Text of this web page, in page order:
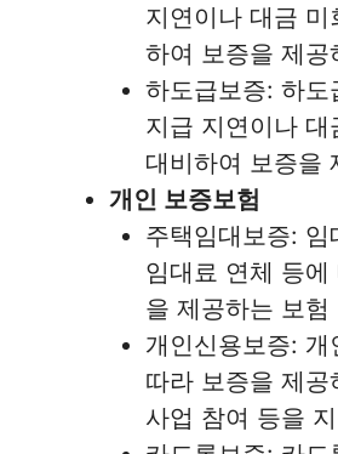
지연이나 대금 미
하여 보증을 제공
하도급보증: 하도
지급 지연이나 대
대비하여 보증을
개인 보증보험
주택임대보증: 임
임대료 연체 등
을 제공하는 보험
개인신용보증: 개
따라 보증을 제
사업 참여 등을